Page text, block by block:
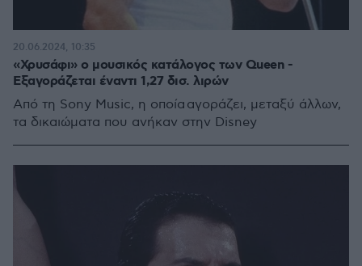
«Χρυσάφι» ο μουσικός κατάλογος των Queen -
Εξαγοράζεται έναντι 1,27 δισ. λιρών
Από τη Sony Music, η οποία αγοράζει, μεταξύ άλλων,
τα δικαιώματα που ανήκαν στην Disney
20.06.2024, 10:35